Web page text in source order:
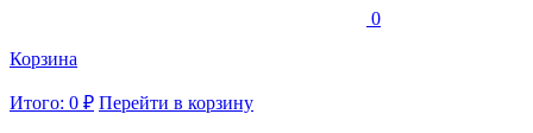
0
Корзина
Итого: 0 ₽ Перейти в корзину